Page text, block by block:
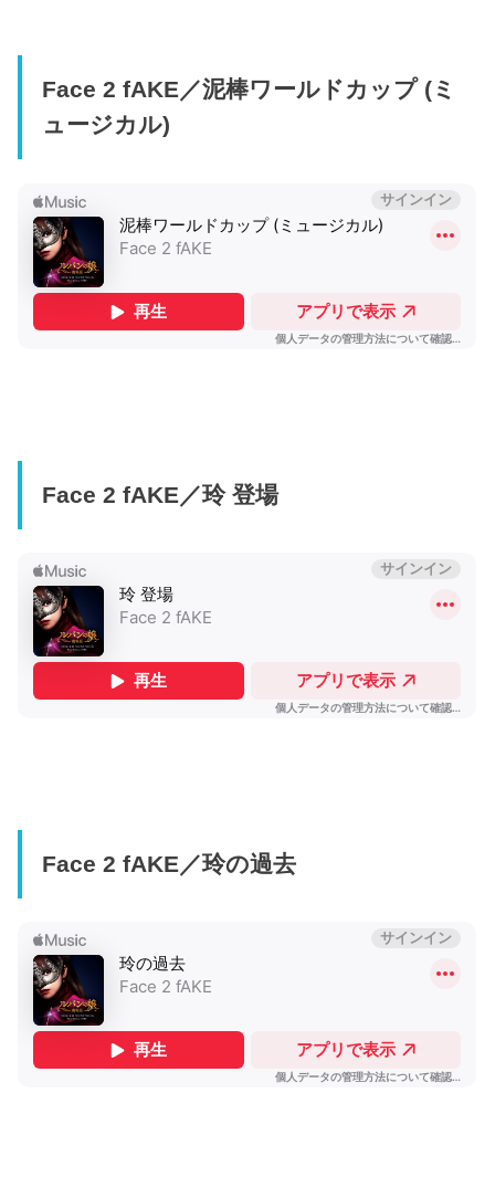
Face 2 fAKE／泥棒ワールドカップ (ミ
ュージカル)
Face 2 fAKE／玲 登場
Face 2 fAKE／玲の過去